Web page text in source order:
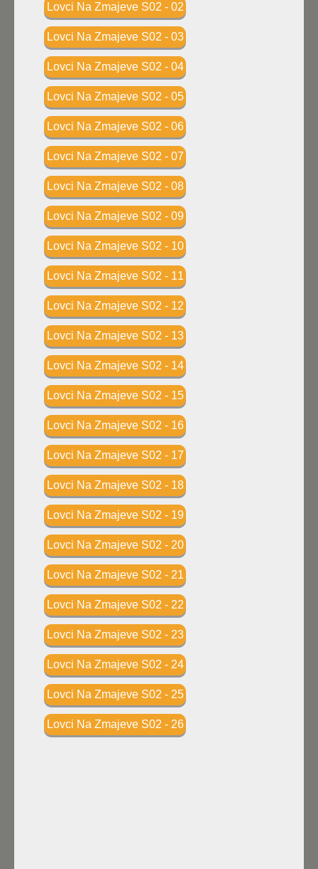
Lovci Na Zmajeve S02 - 02
Lovci Na Zmajeve S02 - 03
Lovci Na Zmajeve S02 - 04
Lovci Na Zmajeve S02 - 05
Lovci Na Zmajeve S02 - 06
Lovci Na Zmajeve S02 - 07
Lovci Na Zmajeve S02 - 08
Lovci Na Zmajeve S02 - 09
Lovci Na Zmajeve S02 - 10
Lovci Na Zmajeve S02 - 11
Lovci Na Zmajeve S02 - 12
Lovci Na Zmajeve S02 - 13
Lovci Na Zmajeve S02 - 14
Lovci Na Zmajeve S02 - 15
Lovci Na Zmajeve S02 - 16
Lovci Na Zmajeve S02 - 17
Lovci Na Zmajeve S02 - 18
Lovci Na Zmajeve S02 - 19
Lovci Na Zmajeve S02 - 20
Lovci Na Zmajeve S02 - 21
Lovci Na Zmajeve S02 - 22
Lovci Na Zmajeve S02 - 23
Lovci Na Zmajeve S02 - 24
Lovci Na Zmajeve S02 - 25
Lovci Na Zmajeve S02 - 26